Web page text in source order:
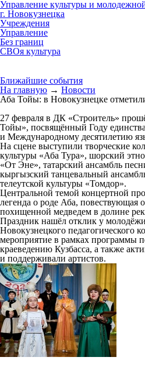
Управление культуры и
г. Новокузнецка
Учреждения
Управление
Без границ
СВОя культура
Ближайшие события
На главную → Новости
Аба Тойы: в Новокузнецке
27 февраля в ДК «Строитель»
Тойы», посвящённый Году
и Международному десятилетию
На сцене выступили творческие
культуры «Аба Тура», шорский
«От Эне», татарский ансамбль
кыргызский танцевальный
телеутской культуры «Томдор».
Центральной темой концертной
легенда о роде Аба, повествующая
похищенной медведем в долине
Праздник нашёл отклик у
Новокузнецкого педагогического
мероприятие в рамках программы
краеведению Кузбасса, а также
и поддерживали артистов.